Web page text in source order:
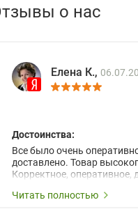
о нас
Елена К.,
Достоинства:
Все было очень
доставлено. Товар
Корректное, оперативное,
Читать полностью